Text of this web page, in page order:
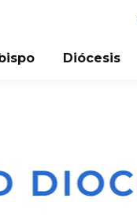
Diócesis